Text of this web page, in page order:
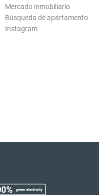
Mercado inmobiliario
Búsqueda de apartamento
Instagram